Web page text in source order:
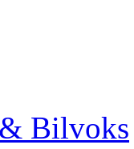
Bilvoks